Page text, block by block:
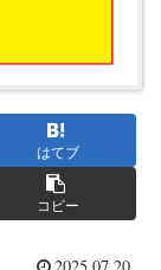
はてブ
コピー
2025.07.20